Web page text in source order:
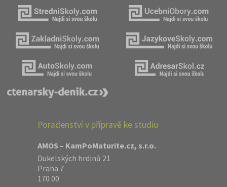
Poradenství v přípravě ke studiu
AMOS – KamPoMaturite.cz, s.r.o.
Dukelských hrdinů 21
Praha 7
170 00